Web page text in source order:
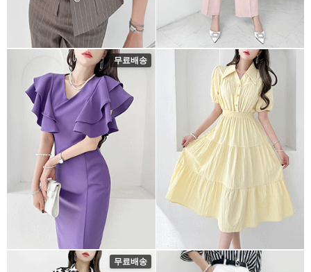
무료배송
무료배송